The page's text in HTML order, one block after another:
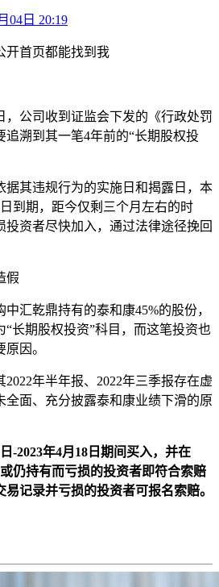
04日 20:19
开首页都能找到我
，公司收到证监会下发的《行政处罚
追溯到其一笔4年前的“长期股权投
据其违规行为的实施日和揭露日，本
到期，距今仅剩三个月左右的时
投资者尽快加入，通过法律途径挽回
假
汇乾鼎持有的泰和康45%的股份，
“长期股权投资”科目，而这笔投资也
因。
年半年报、2022年三季报存在虚
全面、充分披露泰和康业绩下滑的原
-2023年4月18日期间买入，并在
仍持有而亏损的投资者即符合索赔
记录并亏损的投资者可报名索赔。